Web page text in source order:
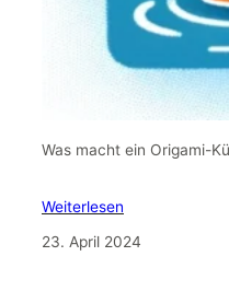
Was macht ein Origami-
Weiterlesen
23. April 2024